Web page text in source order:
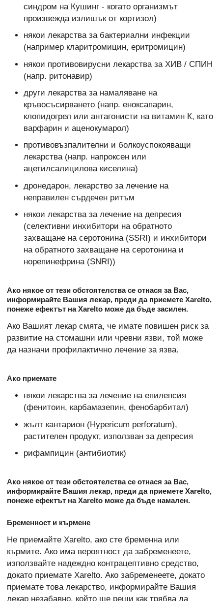
синдром на Кушинг - когато организмът
произвежда излишък от кортизол)
някои лекарства за бактериални инфекции
(например кларитромицин, еритромицин)
някои противовирусни лекарства за ХИВ / СПИН
(напр. ритонавир)
други лекарства за намаляване на
кръвосъсирването (напр. еноксапарин,
клопидогрел или антагонисти на витамин К, като
варфарин и аценокумарол)
противовъзпалителни и болкоуспокояващи
лекарства (напр. напроксен или
ацетилсалицилова киселина)
дронедарон, лекарство за лечение на
неправилен сърдечен ритъм
някои лекарства за лечение на депресия
(селективни инхибитори на обратното
захващане на серотонина (SSRI) и инхибитори
на обратното захващане на серотонина и
норепинефрина (SNRI))
Ако някое от тези обстоятелства се отнася за Вас,
информирайте Вашия лекар, преди да приемете Xarelto,
понеже ефектът на Xarelto може да бъде засилен.
Ако Вашият лекар смята, че имате повишен риск за
развитие на стомашни или чревни язви, той може
да назначи профилактично лечение за язва.
Ако приемате
някои лекарства за лечение на епилепсия
(фенитоин, карбамазепин, фенобарбитал)
жълт кантарион (Hypericum perforatum),
растителен продукт, използван за депресия
рифампицин (антибиотик)
Ако някое от тези обстоятелства се отнася за Вас,
информирайте Вашия лекар, преди да приемете Xarelto,
понеже ефектът на Xarelto може да бъде намален.
Бременност и кърмене
Не приемайте Xarelto, ако сте бременна или
кърмите. Ако има вероятност да забременеете,
използвайте надеждно контрацептивно средство,
докато приемате Xarelto. Ако забременеете, докато
приемате това лекарство, информирайте Вашия
лекар незабавно, който ще реши как трябва да